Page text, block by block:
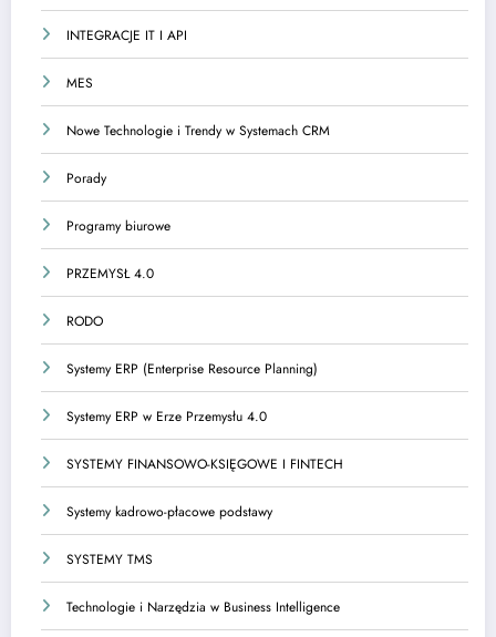
INTEGRACJE IT I API
MES
Nowe Technologie i Trendy w Systemach CRM
Porady
Programy biurowe
PRZEMYSŁ 4.0
RODO
Systemy ERP (Enterprise Resource Planning)
Systemy ERP w Erze Przemysłu 4.0
SYSTEMY FINANSOWO-KSIĘGOWE I FINTECH
Systemy kadrowo-płacowe podstawy
SYSTEMY TMS
Technologie i Narzędzia w Business Intelligence